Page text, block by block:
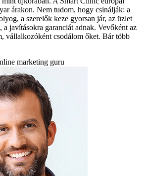
árakon. Nem tudom, hogy csinálják: a
a szerelők keze gyorsan jár, az üzlet
a javításokra garanciát adnak. Vevőként az
vállalkozóként csodálom őket. Bár több
marketing guru